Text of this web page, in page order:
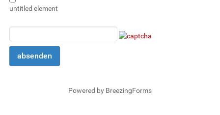
untitled element
absenden
Powered by BreezingForms